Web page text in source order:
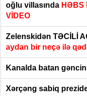
oğlu villasında HƏBS
VİDEO
Zelenskidən TƏCİLİ
aydan bir neçə ilə
Kanalda batan gəncin
Xərçəng sabiq